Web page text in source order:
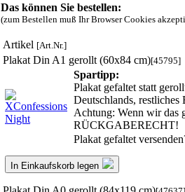
Das können Sie bestellen:
(zum Bestellen muß Ihr Browser Cookies
Artikel [Art.Nr.]
Plakat Din A1 gerollt (60x84 cm)[45795]
Spartipp:
Plakat gefaltet statt
Deutschlands, restliches
Achtung: Wenn wir das
RÜCKGABERECHT!
Plakat gefaltet
In Einkaufskorb legen